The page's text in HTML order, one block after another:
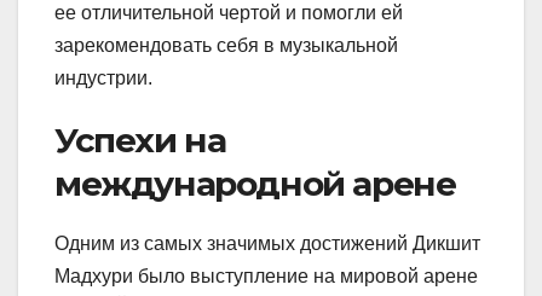
ее отличительной чертой и помогли ей
зарекомендовать себя в музыкальной
индустрии.
Успехи на
международной арене
Одним из самых значимых достижений Дикшит
Мадхури было выступление на мировой арене